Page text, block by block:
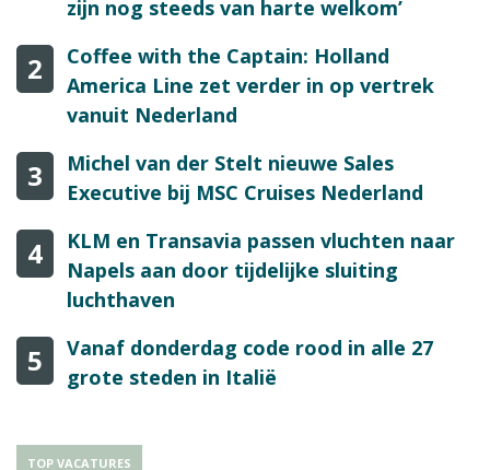
zijn nog steeds van harte welkom’
2
Coffee with the Captain: Holland
America Line zet verder in op vertrek
vanuit Nederland
3
Michel van der Stelt nieuwe Sales
Executive bij MSC Cruises Nederland
4
KLM en Transavia passen vluchten naar
Napels aan door tijdelijke sluiting
luchthaven
5
Vanaf donderdag code rood in alle 27
grote steden in Italië
TOP VACATURES